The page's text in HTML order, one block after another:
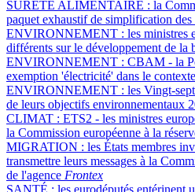
SÛRETÉ ALIMENTAIRE : la
paquet exhaustif de simplification des
ENVIRONNEMENT : les ministres
différents sur le développement de la
ENVIRONNEMENT : CBAM - la
exemption 'électricité' dans le
ENVIRONNEMENT : les Vingt-
de leurs objectifs environnementaux
CLIMAT : ETS2 - les ministres
la Commission européenne à la
MIGRATION : les États membres
transmettre leurs messages à la
de l'agence Frontex
SANTÉ : les eurodéputés entérinent